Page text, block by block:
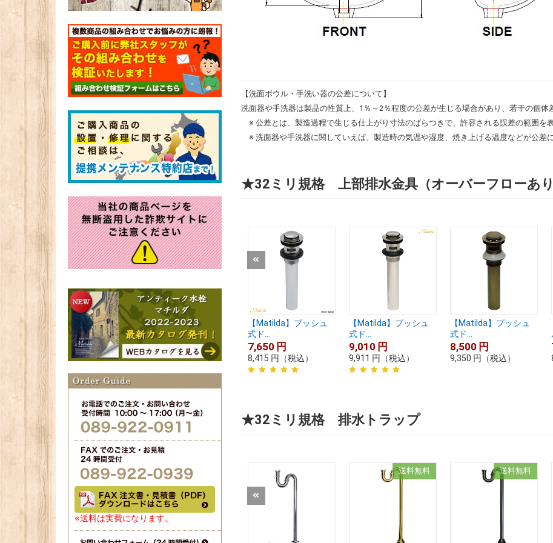
※送料は実費になります。
【洗面ボウル・手洗い器の公差について】
洗面器や手洗器は製品の性質上、1％～2％程度の公差が生じる場合があり、若干の個体
※ 公差とは、製造過程で生じる仕上がり寸法のばらつきで、許容される誤差の範囲を
※ 洗面器や手洗器に関していえば、製造時の気温や湿度、焼き上げる温度などが公差に
★32ミリ規格 上部排水金具（オーバーフローあり
【Matilda】プッシュ
式ド...
7,650 円
8,415 円 （税込）
【Matilda】プッシュ
式ド...
9,010 円
9,911 円 （税込）
【Matilda】プッシュ
式ド...
8,500 円
9,350 円 （税込）
★32ミリ規格 排水トラップ
送料無料 送料無料